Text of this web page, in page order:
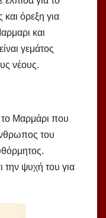
όρεξη για
και
γεμάτος
νέους.
Μαρμάρι που
του
την ψυχή του για